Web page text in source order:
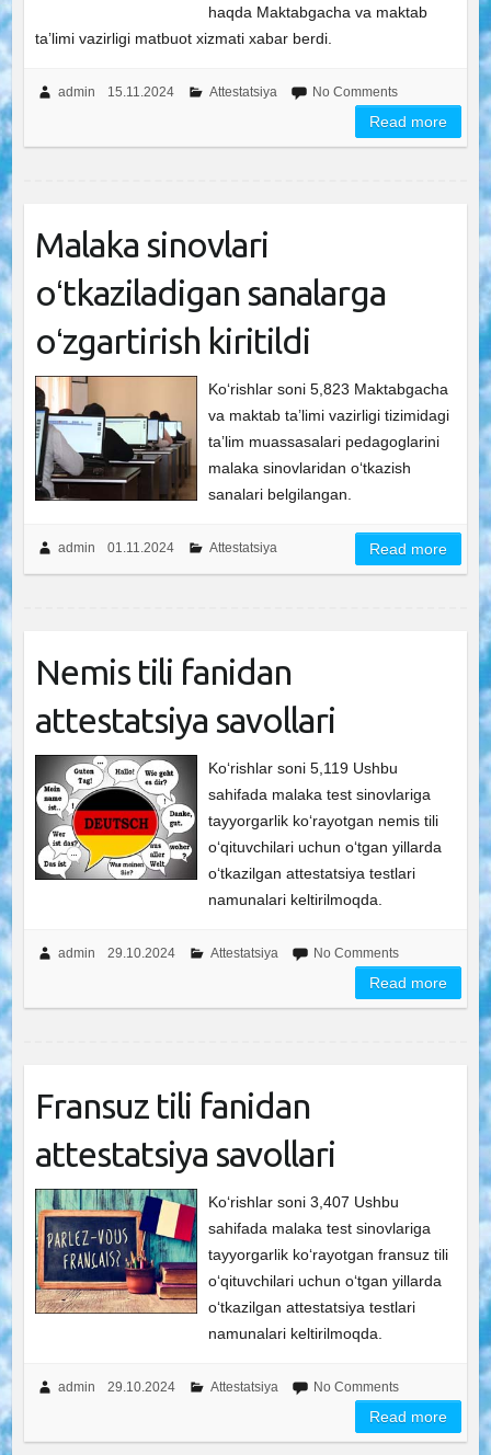
haqda Maktabgacha va maktab
ta’limi vazirligi matbuot xizmati xabar berdi.
admin 15.11.2024 Attestatsiya No Comments
Read more
Malaka sinovlari
oʻtkaziladigan sanalarga
oʻzgartirish kiritildi
Ko‘rishlar soni 5,823 Maktabgacha
va maktab ta’limi vazirligi tizimidagi
taʼlim muassasalari pedagoglarini
malaka sinovlaridan oʻtkazish
sanalari belgilangan.
admin 01.11.2024 Attestatsiya Read more
Nemis tili fanidan
attestatsiya savollari
Ko‘rishlar soni 5,119 Ushbu
sahifada malaka test sinovlariga
tayyorgarlik ko‘rayotgan nemis tili
o‘qituvchilari uchun o‘tgan yillarda
o‘tkazilgan attestatsiya testlari
namunalari keltirilmoqda.
admin 29.10.2024 Attestatsiya No Comments
Read more
Fransuz tili fanidan
attestatsiya savollari
Ko‘rishlar soni 3,407 Ushbu
sahifada malaka test sinovlariga
tayyorgarlik ko‘rayotgan fransuz tili
o‘qituvchilari uchun o‘tgan yillarda
o‘tkazilgan attestatsiya testlari
namunalari keltirilmoqda.
admin 29.10.2024 Attestatsiya No Comments
Read more